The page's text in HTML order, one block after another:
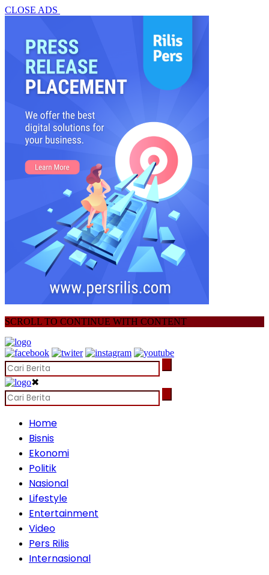
CLOSE ADS
SCROLL TO CONTINUE WITH CONTENT
✖
Home
Bisnis
Ekonomi
Politik
Nasional
Lifestyle
Entertainment
Video
Pers Rilis
Internasional